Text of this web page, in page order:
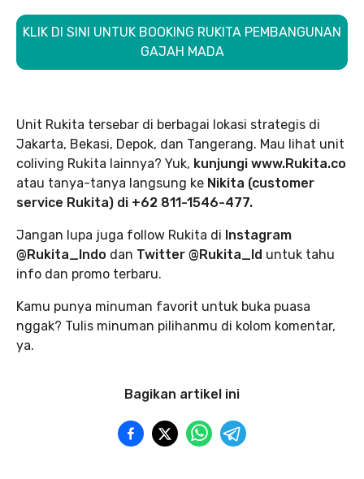
KLIK DI SINI UNTUK BOOKING RUKITA PEMBANGUNAN
GAJAH MADA
Unit Rukita tersebar di berbagai lokasi strategis di
Jakarta, Bekasi, Depok, dan Tangerang. Mau lihat unit
coliving Rukita lainnya? Yuk, kunjungi www.Rukita.co
atau tanya-tanya langsung ke Nikita (customer
service Rukita) di +62 811-1546-477.
Jangan lupa juga follow Rukita di Instagram
@Rukita_Indo dan Twitter @Rukita_Id untuk tahu
info dan promo terbaru.
Kamu punya minuman favorit untuk buka puasa
nggak? Tulis minuman pilihanmu di kolom komentar,
ya.
Bagikan artikel ini